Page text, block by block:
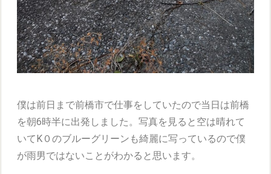
僕は前日まで前橋市で仕事をしていたので当日は前橋
を朝6時半に出発しました。写真を見ると空は晴れて
いてK０のブルーグリーンも綺麗に写っているので僕
が雨男ではないことがわかると思います。